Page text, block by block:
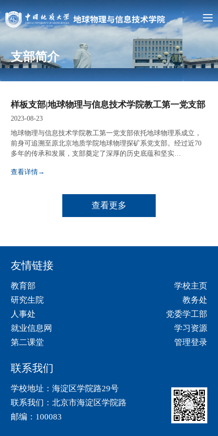
支部简介
样板支部|地球物理与信息技术学院教工第一党支部
2023-08-23
地球物理与信息技术学院教工第一党支部依托地球物理系成立，
前身可追溯至原北京地质学院地球物理探矿系党支部。经过近70
多年的传承和发展，支部奠定了深厚的历史底蕴和坚实…
查看详情→
查看更多
友情链接
教育部
学校主页
研究生院
教务处
人事处
党委学工部
就业信息网
学习资源
第二课堂
管理登录
联系我们
学校地址：海淀区学院路29号
联系我们：北京市海淀区学院路
邮编：100083